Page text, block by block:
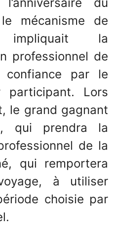
du
mécanisme de
impliquait la
professionnel de
par le
participant. Lors
le grand gagnant
qui prendra la
de la
qui remportera
à utiliser
choisie par